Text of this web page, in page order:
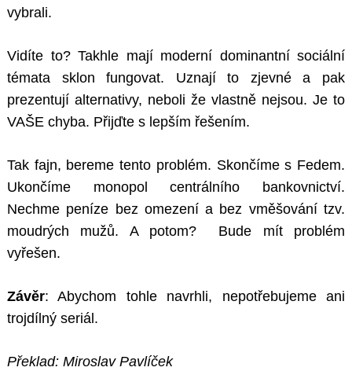
vybrali.
Vidíte to? Takhle mají moderní dominantní sociální
témata sklon fungovat. Uznají to zjevné a pak
prezentují alternativy, neboli že vlastně nejsou. Je to
VAŠE chyba. Přijďte s lepším řešením.
Tak fajn, bereme tento problém. Skončíme s Fedem.
Ukončíme monopol centrálního bankovnictví.
Nechme peníze bez omezení a bez vměšování tzv.
moudrých mužů. A potom? Bude mít problém
vyřešen.
Závěr: Abychom tohle navrhli, nepotřebujeme ani
trojdílný seriál.
Překlad: Miroslav Pavlíček